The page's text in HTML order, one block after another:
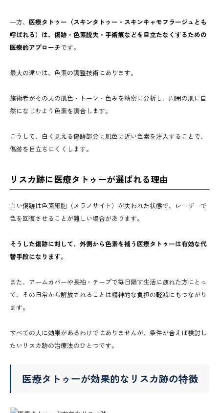
一方、 医療タトゥー（スキンタトゥー・スキンキャモフラージュとも
呼ばれる）は、傷跡・色素脱失・手術痕などを目立たなくするための
医療的アプローチです。
最大の違いは、色素の調整技術にあります。
施術者がその人の肌色・トーン・色みを精密に分析し、周囲の肌に自
然になじむよう色素を調合します。
こうして、白く見える傷跡部分に肌色に近い色素を注入することで、
傷跡を目立ちにくくします。
リスカ跡に医療タトゥーが選ばれる理由
白い傷跡は色素細胞（メラノサイト）が失われた状態で、レーザーで
色を回復させることが難しい場合があります。
そうした傷跡に対して、外側から色素を補う医療タトゥーは有効な代
替手段になります。
また、アームカバーや長袖・テープで毎日隠す生活に疲れた方にとっ
て、その日常から解放されることは精神的な負担の軽減にもつながり
ます。
すべての人に効果があるわけではありませんが、条件が合えば検討し
たいリスカ跡の治療法のひとつです。
医療タトゥーが効果的なリスカ跡の特徴